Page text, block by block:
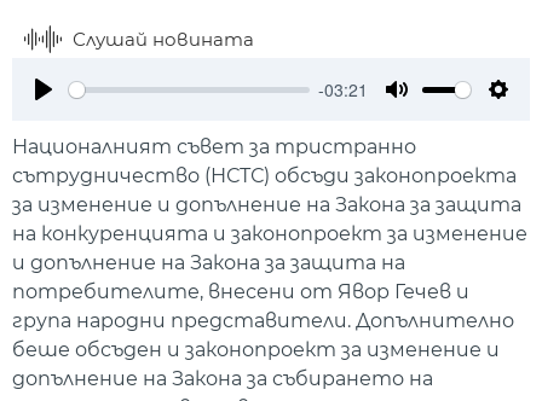
Слушай новината
-03:21
Националният съвет за тристранно
сътрудничество (НСТС) обсъди законопроекта
за изменение и допълнение на Закона за защита
на конкуренцията и законопроект за изменение
и допълнение на Закона за защита на
потребителите, внесени от Явор Гечев и
група народни представители. Допълнително
беше обсъден и законопроект за изменение и
допълнение на Закона за събирането на